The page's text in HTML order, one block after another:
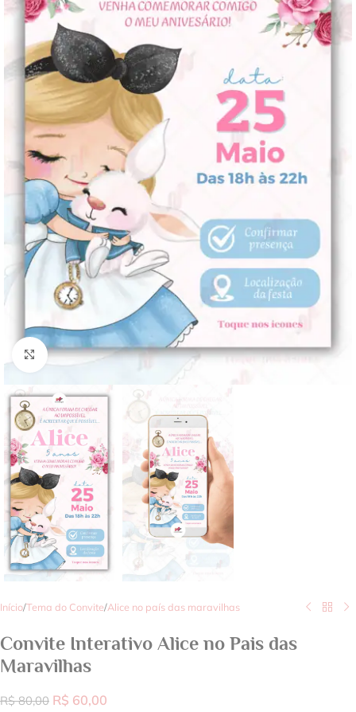
Clique para ampliar
Início/Tema do Convite/Alice no país das maravilhas
Convite Interativo Alice no Pais das
Maravilhas
R$80,00 R$ 60,00